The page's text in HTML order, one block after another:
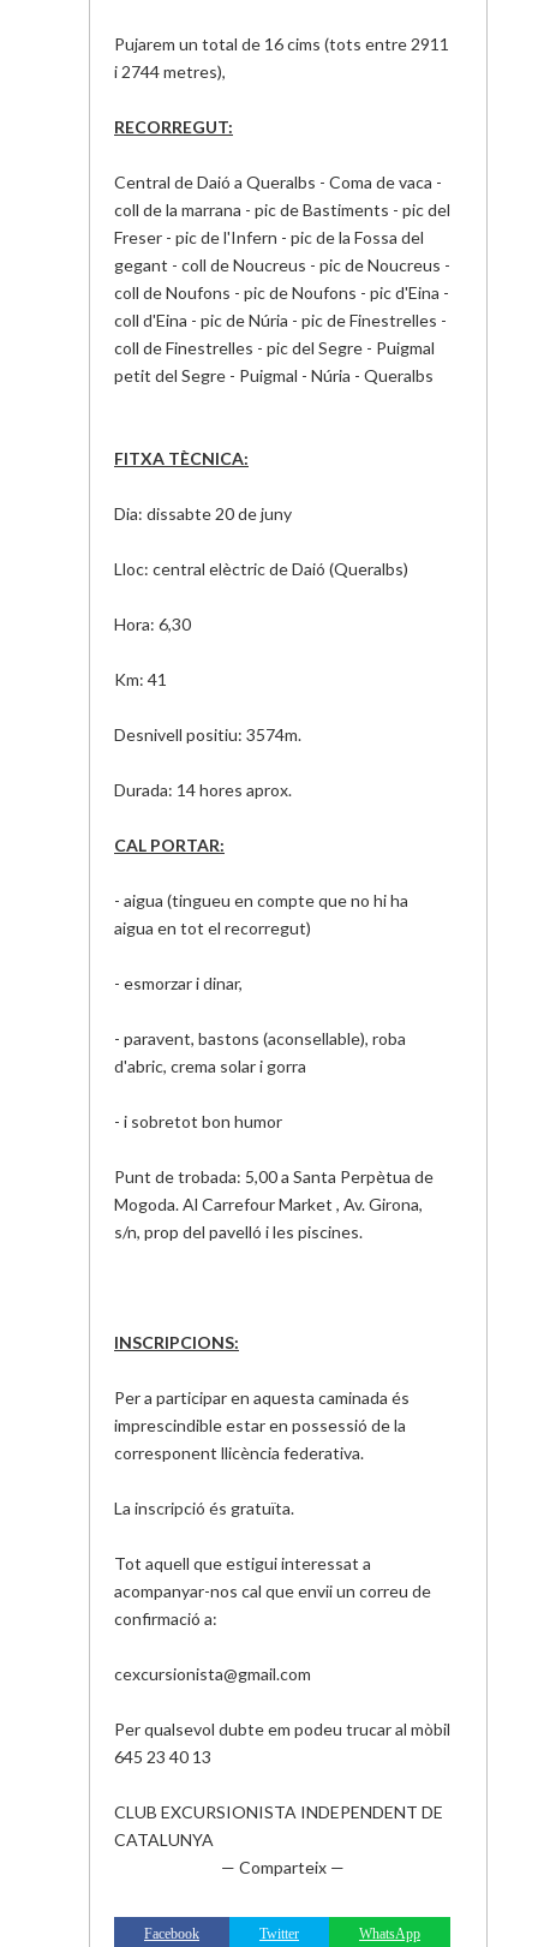
Pujarem un total de 16 cims (tots entre 2911
i 2744 metres),
RECORREGUT:
Central deDaió a Queralbs - Coma de vaca -
coll de la marrana - pic de Bastiments - pic del
Freser - pic de l'Infern - pic de la Fossa del
gegant - coll deNoucreus - pic deNoucreus -
coll deNoufons - pic deNoufons - pic d'Eina -
coll d'Eina - pic de Núria - pic de Finestrelles -
coll de Finestrelles - pic del Segre - Puigmal
petit del Segre - Puigmal - Núria - Queralbs
FITXA TÈCNICA:
Dia: dissabte 20 de juny
Lloc: central elèctric deDaió (Queralbs)
Hora: 6,30
Km: 41
Desnivell positiu: 3574m.
Durada: 14 hores aprox.
CAL PORTAR:
- aigua (tingueu en compte que no hi ha
aigua en tot el recorregut)
- esmorzar i dinar,
- paravent, bastons (aconsellable), roba
d'abric, crema solar i gorra
- i sobretot bon humor
Punt de trobada: 5,00 a Santa Perpètua de
Mogoda. Al Carrefour Market , Av. Girona,
s/n, prop del pavelló i les piscines.
INSCRIPCIONS:
Per a participar en aquesta caminada és
imprescindible estar en possessió de la
corresponent llicència federativa.
La inscripció és gratuïta.
Tot aquell que estigui interessat a
acompanyar-nos cal queenviiun correu de
confirmació a:
cexcursionista@gmail.com
Per qualsevol dubte em podeu trucar al mòbil
645 23 40 13
CLUB EXCURSIONISTA INDEPENDENT DE
CATALUNYA
— Comparteix —
Facebook Twitter WhatsApp